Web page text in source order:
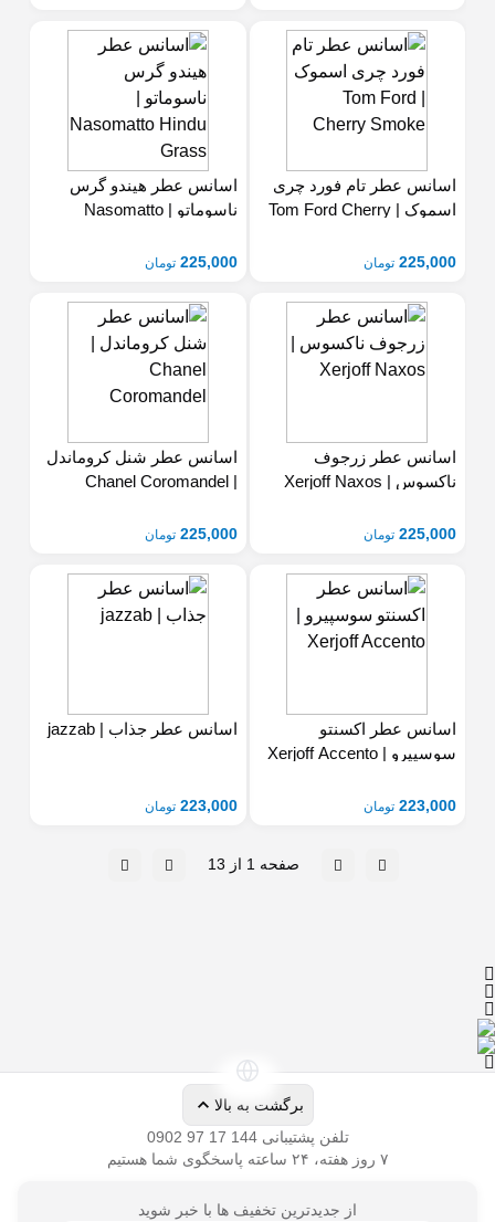
اسانس عطر تام فورد چری
225,000 تومان
اسانس عطر هیندو گرس
225,000 تومان
اسانس عطر زرجوف
ناکسوس | Xerjoff Naxos
225,000 تومان
اسانس عطر شنل کروماندل
| Chanel Coromandel
225,000 تومان
اسانس عطر اکسنتو
سوسپیرو | Xerjoff Accento
223,000 تومان
اسانس عطر جذاب | jazzab
223,000 تومان
تلفن پشتیبانی
از جدیدترین تخفیف ها با خبر شوید